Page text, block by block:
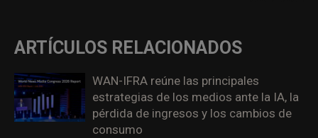
ARTÍCULOS RELACIONADOS
WAN-IFRA reúne las principales
estrategias de los medios ante la IA, la
pérdida de ingresos y los cambios de
consumo